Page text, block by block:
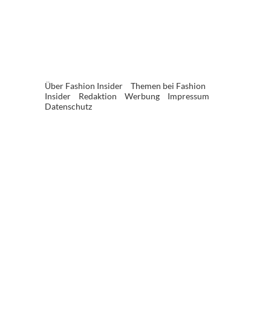
Über Fashion Insider
Themen bei Fashion
Insider
Redaktion Werbung
Impressum
Datenschutz